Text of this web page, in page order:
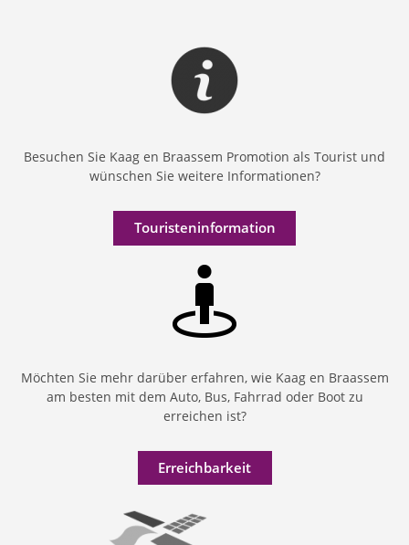
Besuchen Sie Kaag en Braassem Promotion als Tourist und
wünschen Sie weitere Informationen?
Touristeninformation
Möchten Sie mehr darüber erfahren, wie Kaag en Braassem
am besten mit dem Auto, Bus, Fahrrad oder Boot zu
erreichen ist?
Erreichbarkeit